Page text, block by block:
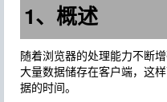
1、概述
随着浏览器的处理能力不断
大量数据储存在客户端，这
据的时间。